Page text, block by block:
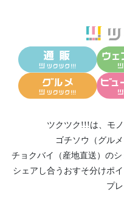
ツクツク!!!は、 モ
ゴチソウ（グルメ
チョクバイ（産地直送） のシ
シェアし合う おすそ分けポ
プ